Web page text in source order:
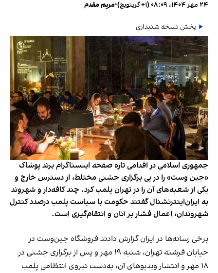
۲۴ مهر ۱۴۰۴، ۰۸:۰۹ (‎+۱ گرینویچ) •مریم مقدم
پخش نسخه شنیداری
جمهوری اسلامی در اقدامی تازه صفحه اینستاگرام برند پوشاک
«جین وست» را در پی برگزاری جشنی مختلط، از دسترس خارج و
یکی از شعبه‌های آن را در تهران پلمب کرد. چند کافه‌‌دار و شهروند
به ایران‌اینترنشنال گفتند حکومت با سیاست پلمب درصدد کنترل
شهروندان، اعمال فشار بر آنان و انتقام‌گیری است.
برخی رسانه‌ها در ایران گزارش دادند فروشگاه جین‌وست در
خیابان فرشته تهران، شنبه ۱۹ مهر و پس از برگزاری جشنی در
۱۸ مهر و انتشار ویدیوهای آن، به‌دست نیروی انتظامی پلمب